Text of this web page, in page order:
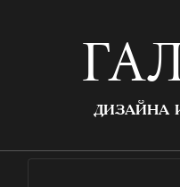
ДИЗАЙНА